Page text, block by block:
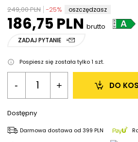
249,00 PLN -25% oszczędzasz
186,75 PLN brutto
ZADAJ PYTANIE
Pospiesz się została tylko1 szt.
- + DO
Dostępny
Darmowa dostawa od 399 PLN